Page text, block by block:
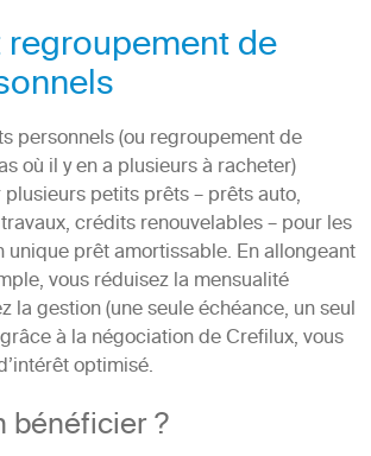
de
personnels (ou regroupement de
où il y en a plusieurs à racheter)
petits prêts – prêts auto,
crédits renouvelables – pour les
prêt amortissable. En allongeant
vous réduisez la mensualité
la gestion (une seule échéance, un seul
à la négociation de Crefilux, vous
optimisé.
bénéficier ?